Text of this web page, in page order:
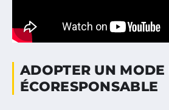
ADOPTER UN MODE
ÉCORESPONSABLE